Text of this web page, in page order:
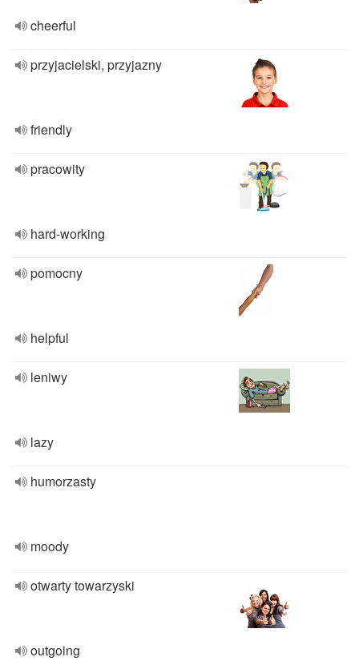
cheerful
przyjacielski, przyjazny
friendly
pracowity
hard-working
pomocny
helpful
leniwy
lazy
humorzasty
moody
otwarty towarzyski
outgoing